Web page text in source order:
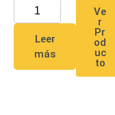
Accesorios
Duros
Mecánicos
(HDD)
Memorias
SD /
Leer
más
Ve
r
Pr
od
uc
to